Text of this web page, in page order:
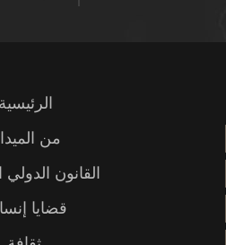
الرئيسية
من
القانون الدولي
قضايا